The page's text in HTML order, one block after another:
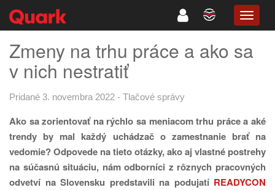
Zmeny na trhu práce a ako sa
v nich nestratiť
Pridané 3. novembra 2022 - Tlačové správy
Ako sa zorientovať na rýchlo sa meniacom trhu práce a aké
trendy by mal každý uchádzač o zamestnanie brať na
vedomie? Odpovede na tieto otázky, ako aj vlastné postrehy
na súčasnú situáciu, nám odborníci z rôznych pracovných
odvetví na Slovensku predstavili na podujatí READYCON